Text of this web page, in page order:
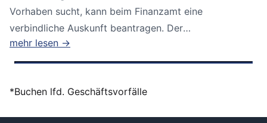
Vorhaben sucht, kann beim Finanzamt eine
verbindliche Auskunft beantragen. Der
Bundesfinanzhof...
mehr lesen →
*Buchen lfd. Geschäftsvorfälle